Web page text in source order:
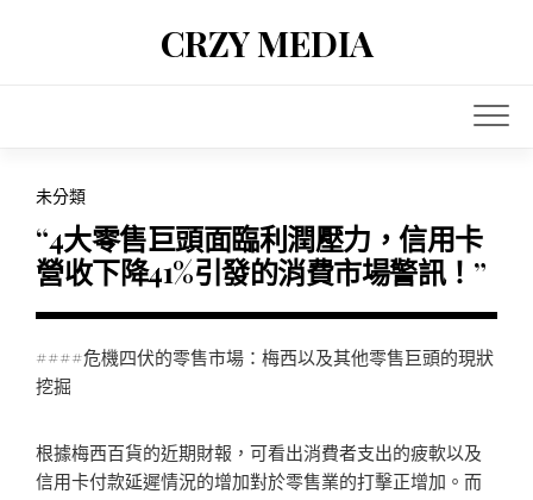
CRZY MEDIA
未分類
“4大零售巨頭面臨利潤壓力，信用卡
營收下降41%引發的消費市場警訊！”
####危機四伏的零售市場：梅西以及其他零售巨頭的現狀
挖掘
根據梅西百貨的近期財報，可看出消費者支出的疲軟以及
信用卡付款延遲情況的增加對於零售業的打擊正增加。而